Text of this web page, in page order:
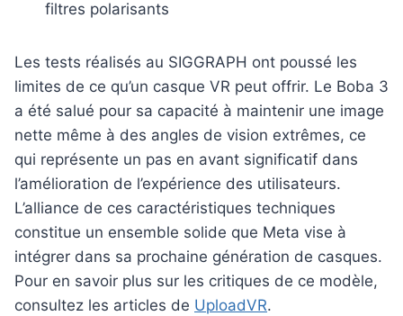
filtres polarisants
Les tests réalisés au SIGGRAPH ont poussé les
limites de ce qu’un casque VR peut offrir. Le Boba 3
a été salué pour sa capacité à maintenir une image
nette même à des angles de vision extrêmes, ce
qui représente un pas en avant significatif dans
l’amélioration de l’expérience des utilisateurs.
L’alliance de ces caractéristiques techniques
constitue un ensemble solide que Meta vise à
intégrer dans sa prochaine génération de casques.
Pour en savoir plus sur les critiques de ce modèle,
consultez les articles de UploadVR.